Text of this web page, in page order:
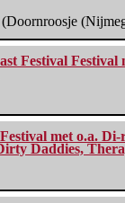
Festival Festival
met o.a.
Daddies,